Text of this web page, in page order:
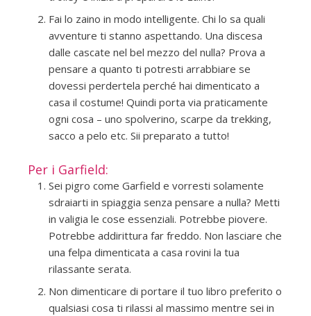
Fai lo zaino in modo intelligente. Chi lo sa quali
avventure ti stanno aspettando. Una discesa
dalle cascate nel bel mezzo del nulla? Prova a
pensare a quanto ti potresti arrabbiare se
dovessi perdertela perché hai dimenticato a
casa il costume! Quindi porta via praticamente
ogni cosa – uno spolverino, scarpe da trekking,
sacco a pelo etc. Sii preparato a tutto!
Per i Garfield:
Sei pigro come Garfield e vorresti solamente
sdraiarti in spiaggia senza pensare a nulla? Metti
in valigia le cose essenziali. Potrebbe piovere.
Potrebbe addirittura far freddo. Non lasciare che
una felpa dimenticata a casa rovini la tua
rilassante serata.
Non dimenticare di portare il tuo libro preferito o
qualsiasi cosa ti rilassi al massimo mentre sei in